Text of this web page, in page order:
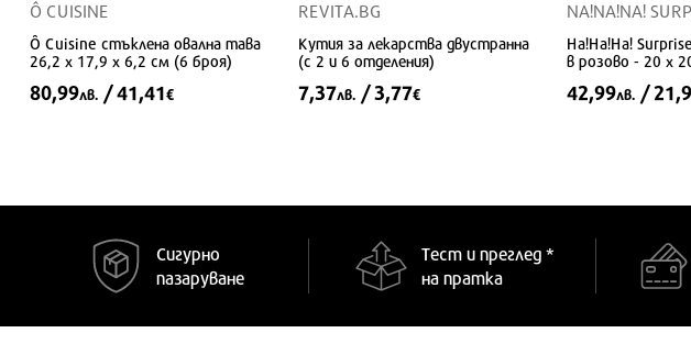
Ô CUISINE
Ô Cuisine стъклена овална тава
26,2 x 17,9 x 6,2 см (6 броя)
80,99лв. / 41,41€
REVITA.BG
Кутия за лекарства двустранна
(с 2 и 6 отделения)
7,37лв. / 3,77€
NA!NA!NA!
На!На!На!
в розово - 20 x
42,99лв. /
Сигурно
пазаруване
Тест и преглед *
на пратка